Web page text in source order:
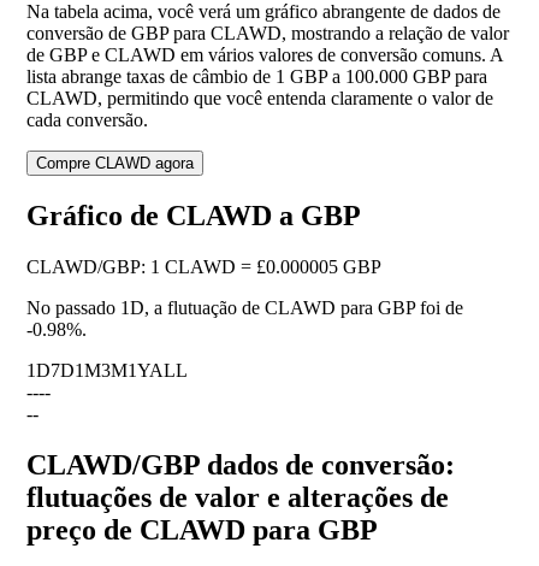
Na tabela acima, você verá um gráfico abrangente de dados de
conversão de GBP para CLAWD, mostrando a relação de valor
de GBP e CLAWD em vários valores de conversão comuns. A
lista abrange taxas de câmbio de 1 GBP a 100.000 GBP para
CLAWD, permitindo que você entenda claramente o valor de
cada conversão.
Compre CLAWD agora
Gráfico de CLAWD a GBP
CLAWD/GBP: 1 CLAWD = £0.000005 GBP
No passado 1D, a flutuação de CLAWD para GBP foi de
-0.98%.
1D7D1M3M1YALL
----
--
CLAWD/GBP dados de conversão:
flutuações de valor e alterações de
preço de CLAWD para GBP